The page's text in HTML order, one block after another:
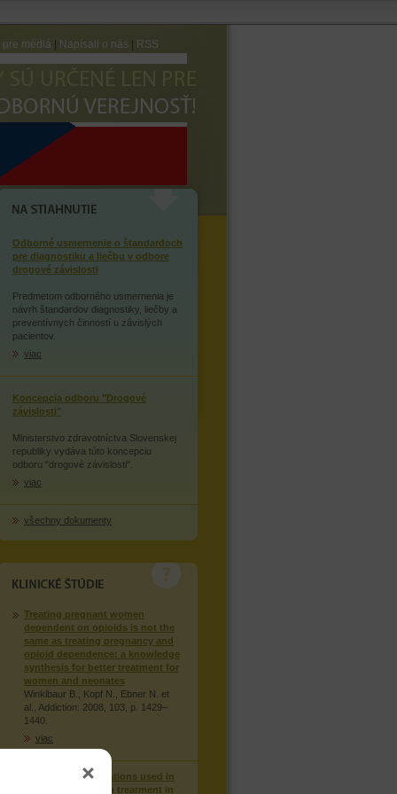
pre médiá Napísali o nás RSS
OPIÁTOCH
NA STIAHNUTIE
Odborné usmernenie o štandardoch
pre diagnostiku a liečbu v odbore
drogové závislosti
Predmetom odborného usmernenia je
návrh štandardov diagnostiky, liečby a
preventívnych činností u závislých
pacientov.
viac
Koncepcia odboru "Drogové
závislosti"
Ministerstvo zdravotníctva Slovenskej
republiky vydáva túto koncepciu
odboru "drogové závislosti".
viac
všechny dokumenty
KLINICKÉ STUDIE
Treating pregnant women
dependent on opioids is not the
same as treating pregnancy and
opioid dependence: a knowledge
synthesis for better treatment for
women and neonates
Winklbaur B., Kopf N., Ebner N. et
al., Addiction: 2008, 103, p. 1429–
1440.
viac
Injection of medications used in
opioid substitution treatment in